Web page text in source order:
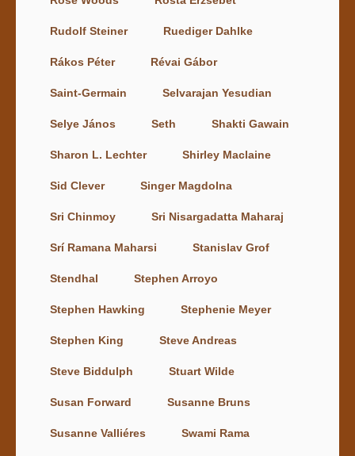
Rudolf Steiner Ruediger Dahlke
Rákos Péter Révai Gábor
Saint-Germain Selvarajan Yesudian
Selye János Seth Shakti Gawain
Sharon L. Lechter Shirley Maclaine
Sid Clever Singer Magdolna
Sri Chinmoy Sri Nisargadatta Maharaj
Srí Ramana Maharsi Stanislav Grof
Stendhal Stephen Arroyo
Stephen Hawking Stephenie Meyer
Stephen King Steve Andreas
Steve Biddulph Stuart Wilde
Susan Forward Susanne Bruns
Susanne Valliéres Swami Rama